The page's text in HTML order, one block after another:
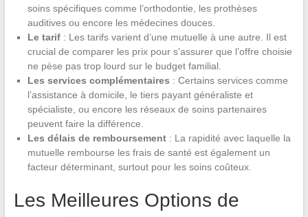
soins spécifiques comme l’orthodontie, les prothèses
auditives ou encore les médecines douces.
Le tarif: Les tarifs varient d’une mutuelle à une autre. Il est
crucial de comparer les prix pour s’assurer que l’offre choisie
ne pèse pas trop lourd sur le budget familial.
Les services complémentaires : Certains services comme
l’assistance à domicile, le tiers payant généraliste et
spécialiste, ou encore les réseaux de soins partenaires
peuvent faire la différence.
Les délais de remboursement: La rapidité avec laquelle la
mutuelle rembourse les frais de santé est également un
facteur déterminant, surtout pour les soins coûteux.
Les Meilleures Options de